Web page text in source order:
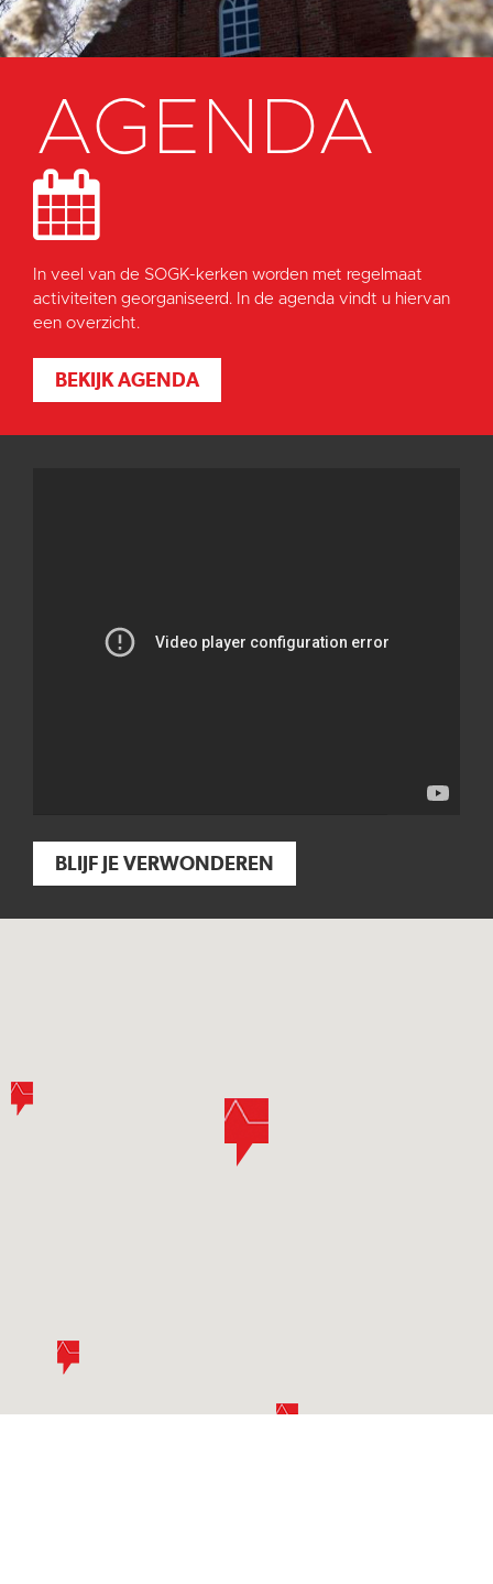
AGENDA
In veel van de SOGK-kerken worden met regelmaat
activiteiten georganiseerd. In de agenda vindt u hiervan
een overzicht.
BEKIJK AGENDA
BLIJF JE VERWONDEREN